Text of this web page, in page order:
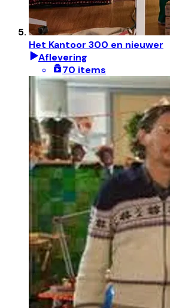
Het Kantoor 300 en nieuwer
Aflevering
70 items